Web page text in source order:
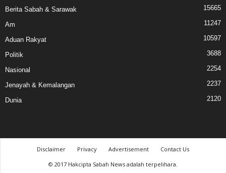
Berita Sabah & Sarawak 15665
Am 11247
Aduan Rakyat 10597
Politik 3688
Nasional 2254
Jenayah & Kemalangan 2237
Dunia 2120
Disclaimer Privacy Advertisement
Contact Us
© 2017 Hakcipta Sabah News adalah terpelihara.